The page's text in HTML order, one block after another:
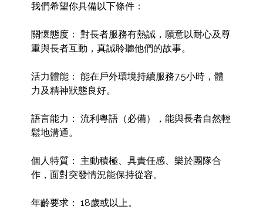
我們希望你具備以下條件：
關懷態度： 對長者服務有熱誠，願意以耐心及尊
重與長者互動，真誠聆聽他們的故事。
活力體能： 能在戶外環境持續服務7.5小時，體
力及精神狀態良好。
語言能力： 流利粵語（必備），能與長者自然輕
鬆地溝通。
個人特質： 主動積極、具責任感、樂於團隊合
作，面對突發情況能保持從容。
年齡要求： 18歲或以上。